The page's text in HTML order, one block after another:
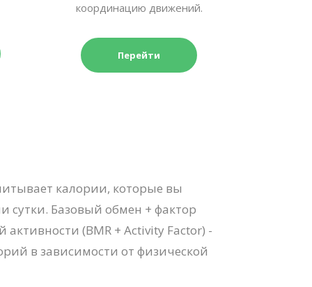
координацию движений.
Перейти
калории, которые вы
сутки. Базовый обмен + фактор
(BMR + Activity Factor) -
в зависимости от физической